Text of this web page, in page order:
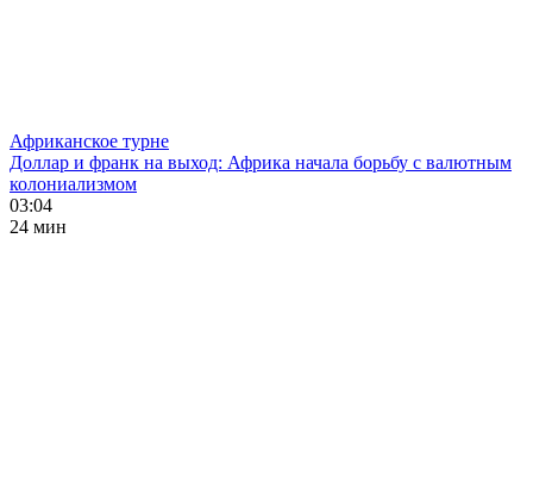
Африканское турне
Доллар и франк на выход: Африка начала борьбу с валютным
колониализмом
03:04
24 мин